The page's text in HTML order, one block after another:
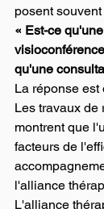
posent
« Est-ce
qu'une
La réponse est
Les travaux de
montrent que
facteurs de
l'alliance
L'alliance